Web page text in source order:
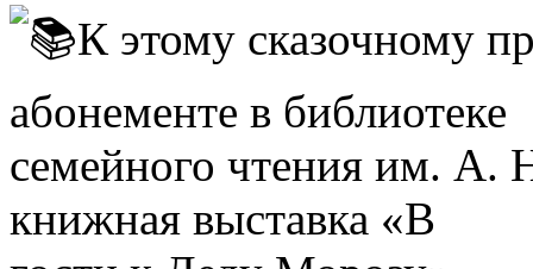
К этому сказочному
абонементе в библиотеке
семейного чтения им. А.
книжная выставка «В